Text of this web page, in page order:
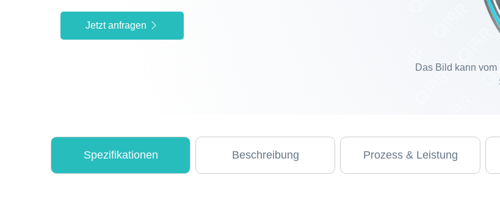
Jetzt anfragen
Das Bild kann
Spezifikationen Beschreibung Prozess & Leistung